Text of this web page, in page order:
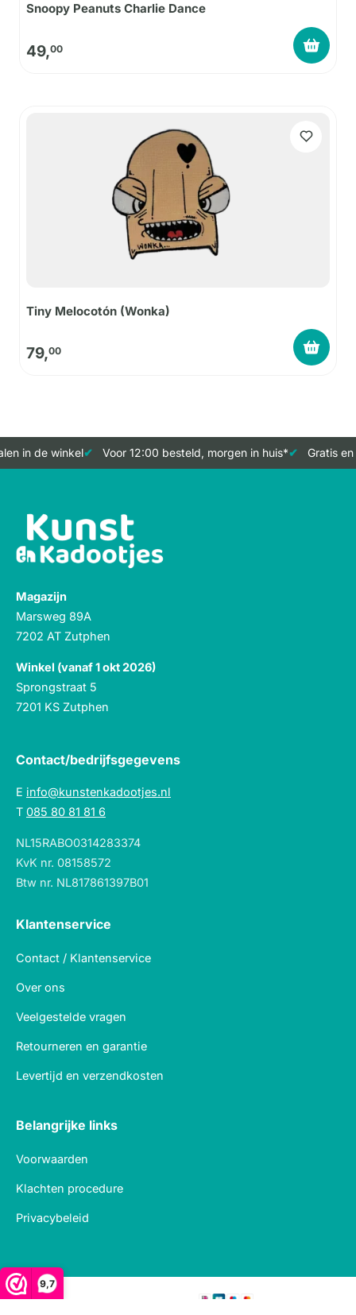
9,7
Snoopy Peanuts Charlie Dance
49,00
Tiny Melocotón (Wonka)
79,00
in de winkel Voor 12:00 besteld, morgen in huis* Gratis
Magazijn
Marsweg 89A
7202 AT Zutphen
Winkel (vanaf 1 okt 2026)
Sprongstraat 5
7201 KS Zutphen
Contact/bedrijfsgegevens
E info@kunstenkadootjes.nl
T 085 80 81 81 6
NL15RABO0314283374
KvK nr. 08158572
Btw nr. NL817861397B01
Klantenservice
Contact / Klantenservice
Over ons
Veelgestelde vragen
Retourneren en garantie
Levertijd en verzendkosten
Belangrijke links
Voorwaarden
Klachten procedure
Privacybeleid